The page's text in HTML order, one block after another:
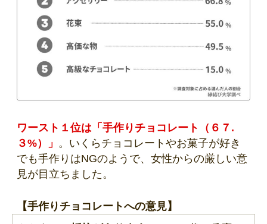
ワースト１位は「手作りチョコレート（６７.
３%）」 。いくらチョコレートやお菓子が好き
でも手作りはNGのようで、女性からの厳しい意
見が目立ちました。
【手作りチョコレートへの意見】